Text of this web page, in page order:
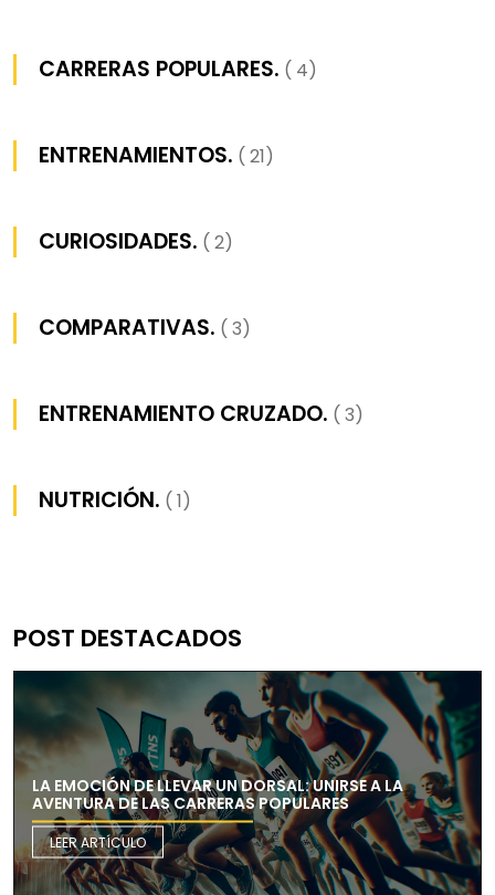
CARRERAS POPULARES. ( 4)
ENTRENAMIENTOS. ( 21)
CURIOSIDADES. ( 2)
COMPARATIVAS. ( 3)
ENTRENAMIENTO CRUZADO. ( 3)
NUTRICIÓN. ( 1)
POST DESTACADOS
LA EMOCIÓN DE LLEVAR UN DORSAL: UNIRSE A LA
AVENTURA DE LAS CARRERAS POPULARES
LEER ARTÍCULO